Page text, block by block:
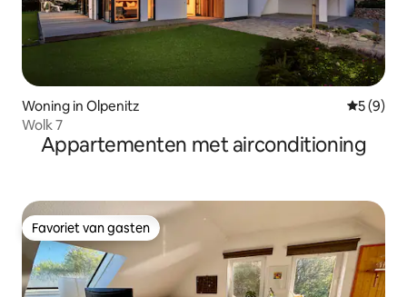
Woning in Olpenitz
5 (9)
Wolk 7
Appartementen met airconditioning
Favoriet van gasten
Favoriet van gasten